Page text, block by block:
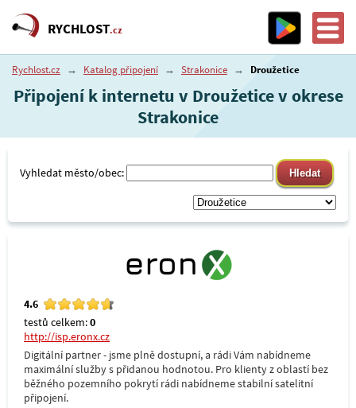
RYCHLOST.cz
Rychlost.cz → Katalog připojení → Strakonice → Droužetice
Připojení k internetu v Droužetice v okrese
Strakonice
Vyhledat město/obec:
4.6
testů celkem:0
http://isp.eronx.cz
Digitální partner - jsme plně dostupní, a rádi Vám nabídneme
maximální služby s přidanou hodnotou. Pro klienty z oblastí bez
běžného pozemního pokrytí rádi nabídneme stabilní satelitní
připojení.